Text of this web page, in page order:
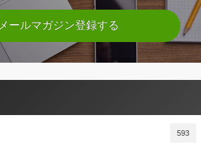
メールマガジン登録する
593